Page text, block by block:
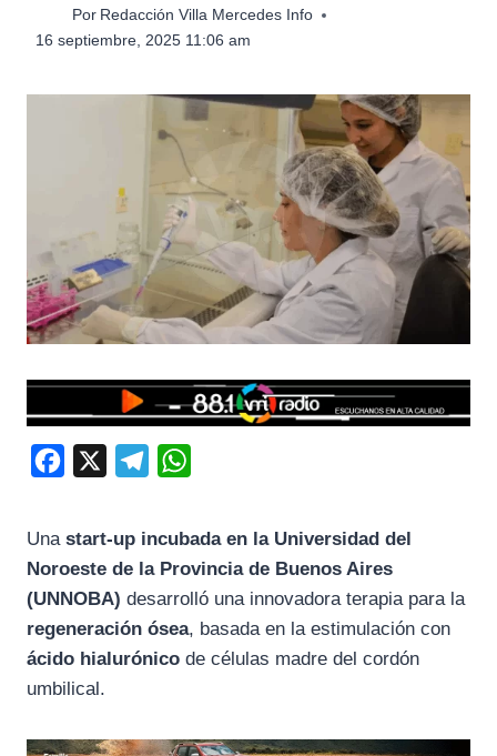
Por Redacción Villa Mercedes Info
16 septiembre, 2025 11:06 am
b
o
o
k
g
r
a
s
A
p
Una start-up incubada en la Universidad del
Noroeste de la Provincia de Buenos Aires
(UNNOBA) desarrolló una innovadora terapia para la
regeneración ósea, basada en la estimulación con
ácido hialurónico de células madre del cordón
umbilical.